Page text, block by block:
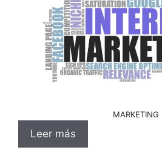
MARKETING
Leer más